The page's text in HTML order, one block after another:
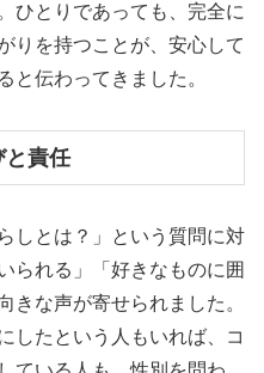
ひとりであっても、完全に
りを持つことが、安心して
と伝わってきました。
と責任
しとは？」という質問に対
られる」「好きなものに囲
きな声が寄せられました。
したという人もいれば、コ